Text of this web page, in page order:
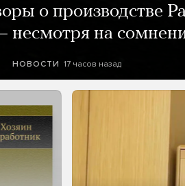
о производстве
несмотря на
НОВОСТИ 17 часов назад